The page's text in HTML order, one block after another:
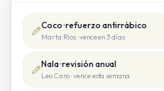
Coco · refuerzo antirrábico
Marta Ríos·vence en 3 días
Nala · revisión anual
Leo Cano·vence esta semana